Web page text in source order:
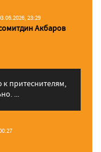
23:29
Акбаров
притеснителям,
...